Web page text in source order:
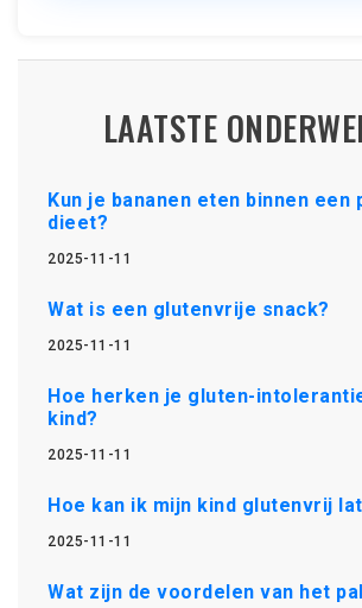
LAATSTE
Kun je bananen eten binnen een
dieet?
2025-11-11
Wat is een glutenvrije snack?
2025-11-11
Hoe herken je gluten-
kind?
2025-11-11
Hoe kan ik mijn kind glutenvrij
2025-11-11
Wat zijn de voordelen van het